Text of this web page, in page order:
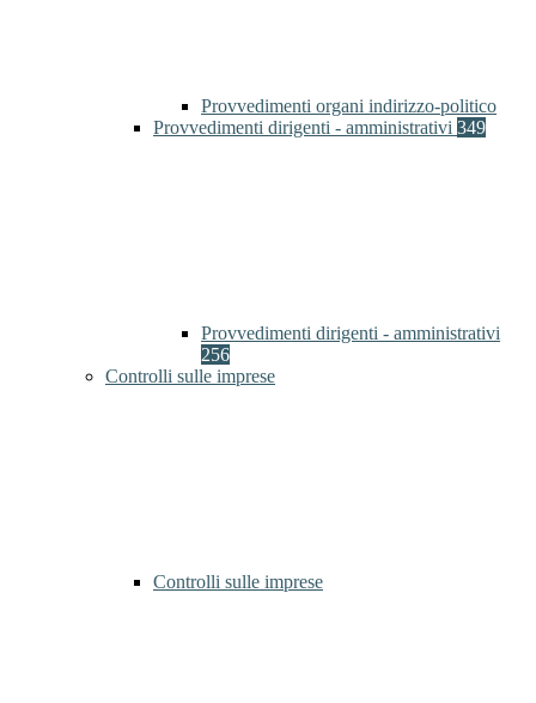
Provvedimenti organi indirizzo-politico
Provvedimenti dirigenti - amministrativi 349
Provvedimenti dirigenti - amministrativi
256
Controlli sulle imprese
Controlli sulle imprese